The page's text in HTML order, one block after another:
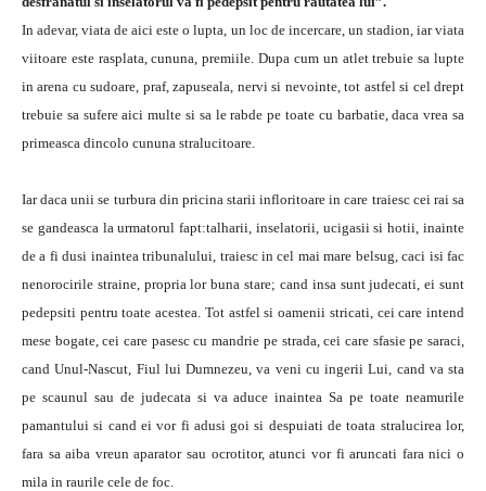
In adevar, viata de aici este o lupta, un loc de incercare, un stadion, iar viata
viitoare este rasplata, cununa, premiile. Dupa cum un atlet trebuie sa lupte
in arena cu sudoare, praf, zapuseala, nervi si nevointe, tot astfel si cel drept
trebuie sa sufere aici multe si sa le rabde pe toate cu barbatie, daca vrea sa
primeasca dincolo cununa stralucitoare.
Iar daca unii se turbura din pricina starii infloritoare in care traiesc cei rai sa
se gandeasca la urmatorul fapt:talharii, inselatorii, ucigasii si hotii, inainte
de a fi dusi inaintea tribunalului, traiesc in cel mai mare belsug, caci isi fac
nenorocirile straine, propria lor buna stare; cand insa sunt judecati, ei sunt
pedepsiti pentru toate acestea. Tot astfel si oamenii stricati, cei care intend
mese bogate, cei care pasesc cu mandrie pe strada, cei care sfasie pe saraci,
cand Unul-Nascut, Fiul lui Dumnezeu, va veni cu ingerii Lui, cand va sta
pe scaunul sau de judecata si va aduce inaintea Sa pe toate neamurile
pamantului si cand ei vor fi adusi goi si despuiati de toata stralucirea lor,
fara sa aiba vreun aparator sau ocrotitor, atunci vor fi aruncati fara nici o
mila in raurile cele de foc.